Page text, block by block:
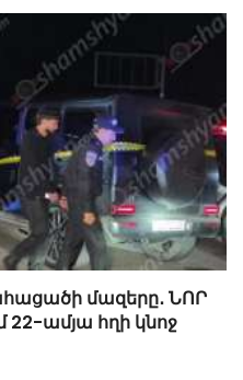
մազերը․ ՆՈՐ
ամյա հղի կնոջ